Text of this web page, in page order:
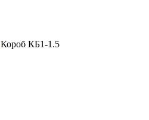
Короб КБ1-1.5